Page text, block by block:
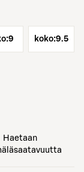
9 koko:9.5
Haetaan